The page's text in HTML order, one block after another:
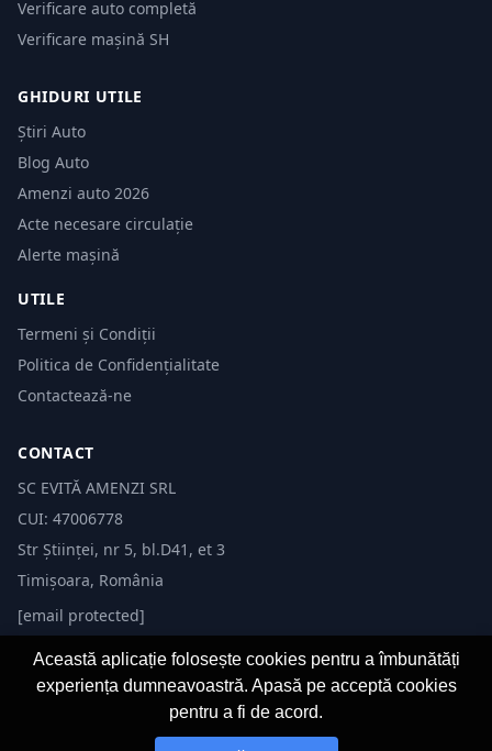
Verificare auto completă
Verificare mașină SH
GHIDURI UTILE
Știri Auto
Blog Auto
Amenzi auto 2026
Acte necesare circulație
Alerte mașină
UTILE
Termeni și Condiții
Politica de Confidențialitate
Contactează-ne
CONTACT
SC EVITĂ AMENZI SRL
CUI: 47006778
Str Științei, nr 5, bl.D41, et 3
Timișoara, România
[email protected]
© 2026 Evită Amenzi. Toate drepturile rezervate. Dezvoltat de
Această aplicație folosește cookies pentru a îmbunătăți
experiența dumneavoastră. Apasă pe acceptă cookies
pentru a fi de acord.